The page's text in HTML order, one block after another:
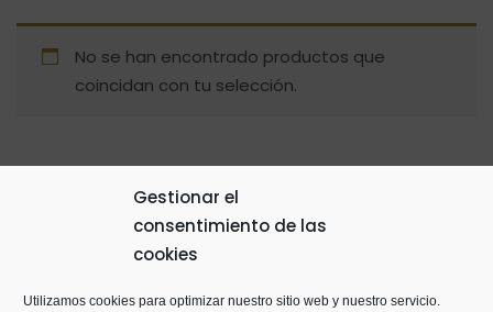
Gestionar el
consentimiento de las
cookies
Utilizamos cookies para optimizar nuestro sitio web y nuestro servicio.
No se han encontrado productos que
coincidan con tu selección.
© Copyright 2014GTaracido